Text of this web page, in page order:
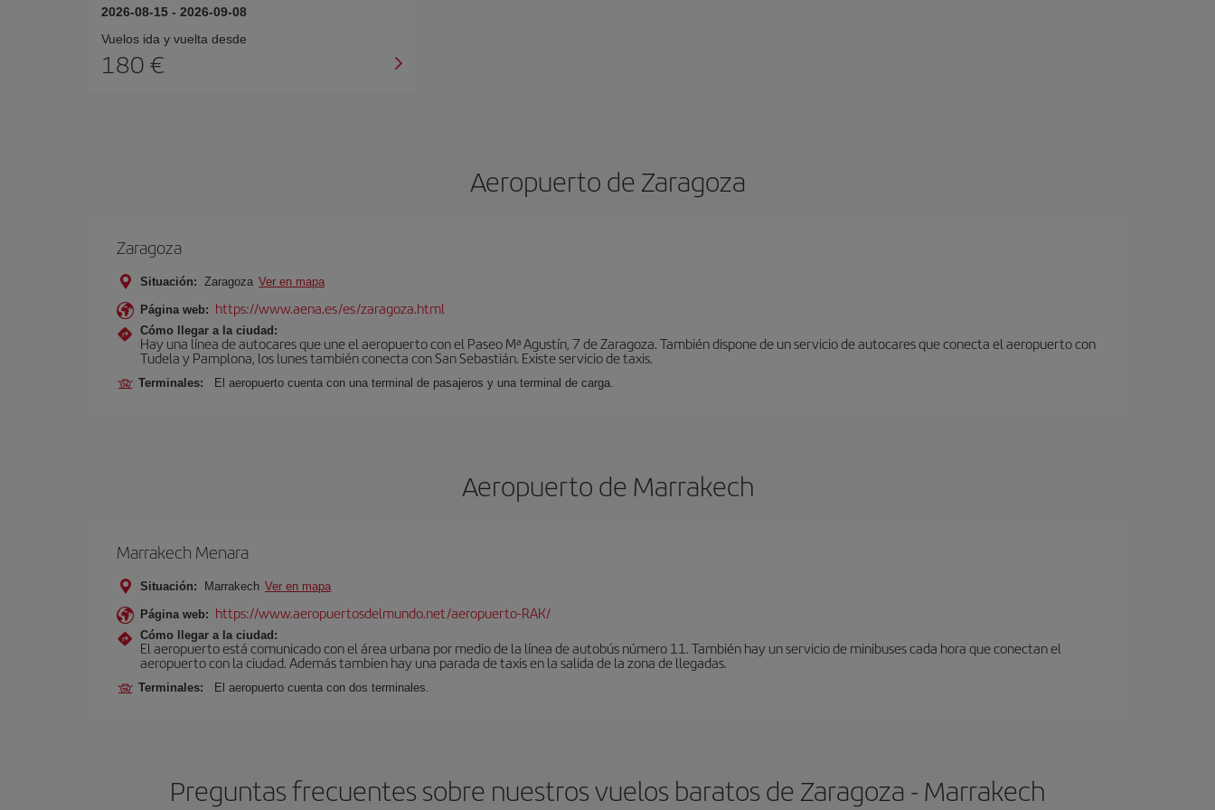
2026-08-15 - 2026-09-08
Vuelos ida y vuelta desde
180 €
Aeropuerto de Zaragoza
Zaragoza
Situación: Zaragoza Ver en mapa
Página web: https://www.aena.es/es/zaragoza.html
Cómo llegar a la ciudad:
Hay una línea de autocares que une el aeropuerto con el Paseo Mª Agustín, 7 de Zaragoza. También dispone de un servicio de autocares que conecta el aeropuerto con
Tudela y Pamplona, los lunes también conecta con San Sebastián. Existe servicio de taxis.
Terminales: El aeropuerto cuenta con una terminal de pasajeros y una terminal de carga.
Aeropuerto de Marrakech
Marrakech Menara
Situación: Marrakech Ver en mapa
Página web: https://www.aeropuertosdelmundo.net/aeropuerto-RAK/
Cómo llegar a la ciudad:
El aeropuerto está comunicado con el área urbana por medio de la línea de autobús número 11. También hay un servicio de minibuses cada hora que conectan el
aeropuerto con la ciudad. Además tambien hay una parada de taxis en la salida de la zona de llegadas.
Terminales: El aeropuerto cuenta con dos terminales.
Preguntas frecuentes sobre nuestros vuelos baratos de Zaragoza - Marrakech